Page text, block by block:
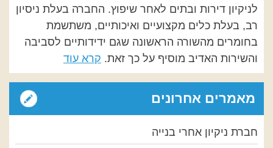
לניקיון דירות ובתים לאחר שיפוץ. החברה בעלת ניסיון
רב, בעלת כלים מקצועיים ואיכותיים, משתשמת
בחומרים מהשורה הראשונה שגם ידידותיים לסביבה
והשירות האדיב מוסיף על כך זאת. קרא עוד
מאמרים אחרונים
חברת ניקיון אחרי בנייה